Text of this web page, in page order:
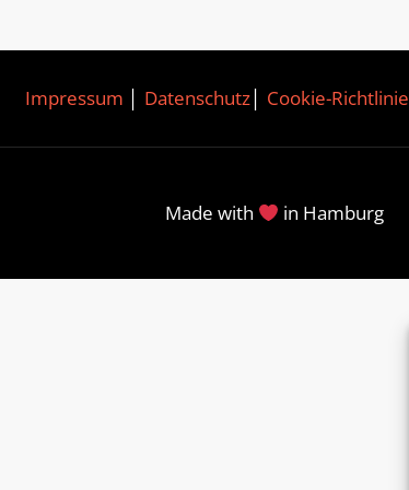
Impressum Datenschutz│ Cookie-Richtlinie
Made with in Hamburg